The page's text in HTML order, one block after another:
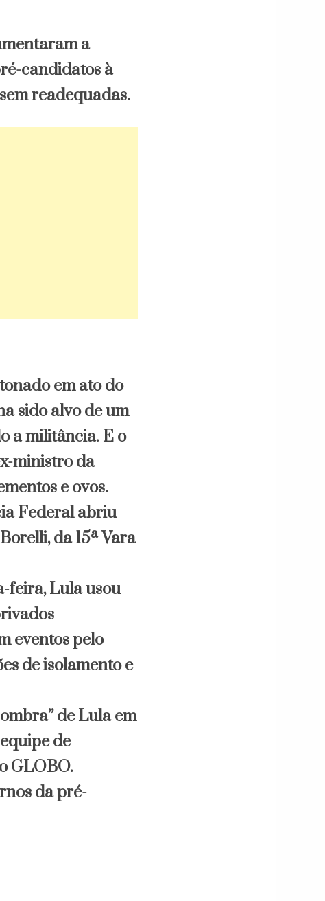
a
candidatos à
readequadas.
em ato do
sido alvo de um
a militância. E o
ministro da
e ovos.
Federal abriu
da 15ª Vara
feira, Lula usou
eventos pelo
de isolamento e
de Lula em
de
GLOBO.
da pré-